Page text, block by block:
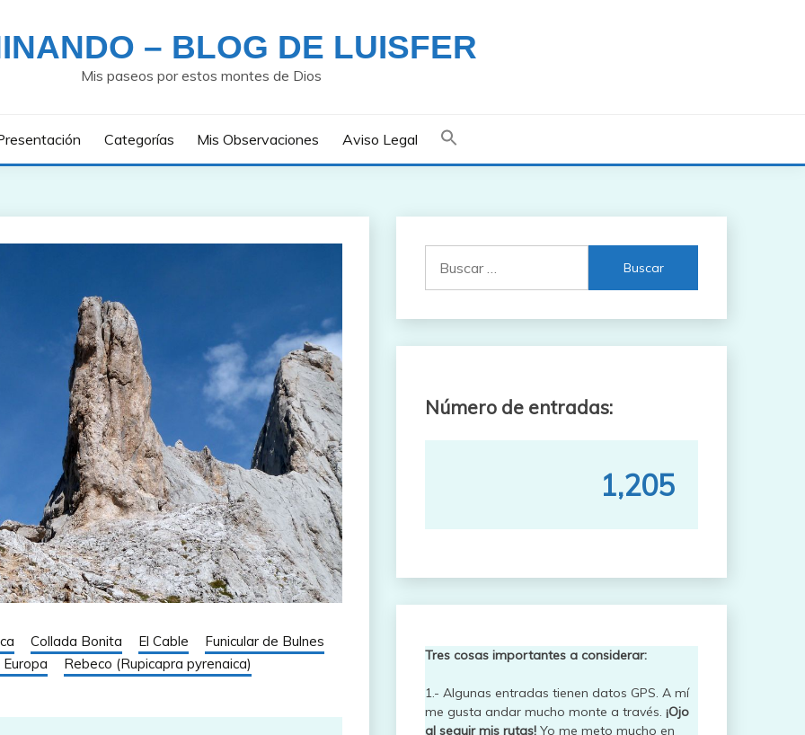
– BLOG DE LUISFER
Mis paseos por estos montes de Dios
Categorías Mis Observaciones Aviso Legal
Collada Bonita El Cable
Funicular de Bulnes
Rebeco (Rupicapra pyrenaica)
Número de entradas:
1,205
Tres cosas importantes a considerar:
1.- Algunas entradas tienen datos GPS. A mí
me gusta andar mucho monte a través. ¡Ojo
al seguir mis rutas!Yo me meto mucho en